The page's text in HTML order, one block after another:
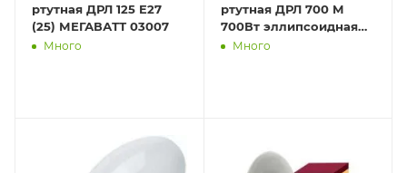
ртутная ДРЛ 125 E27
(25) МЕГАВАТТ 03007
Много
ртутная ДРЛ 700 М
700Вт эллипсоидная
E40 (10) Лисма
Много